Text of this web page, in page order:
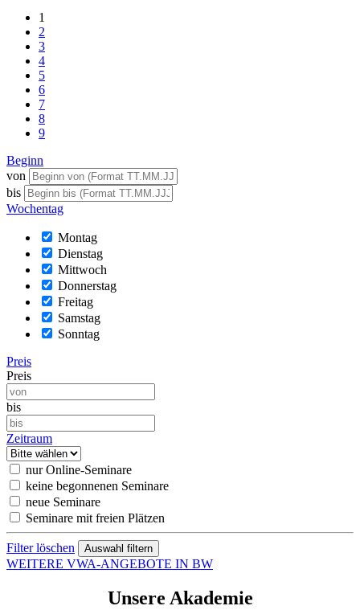
1
2
3
4
5
6
7
8
9
Beginn
von
bis
Wochentag
Montag
Dienstag
Mittwoch
Donnerstag
Freitag
Samstag
Sonntag
Preis
Preis
bis
Zeitraum
nur Online-Seminare
keine begonnenen Seminare
neue Seminare
Seminare mit freien Plätzen
Filter löschen
WEITERE VWA-ANGEBOTE IN BW
Unsere Akademie